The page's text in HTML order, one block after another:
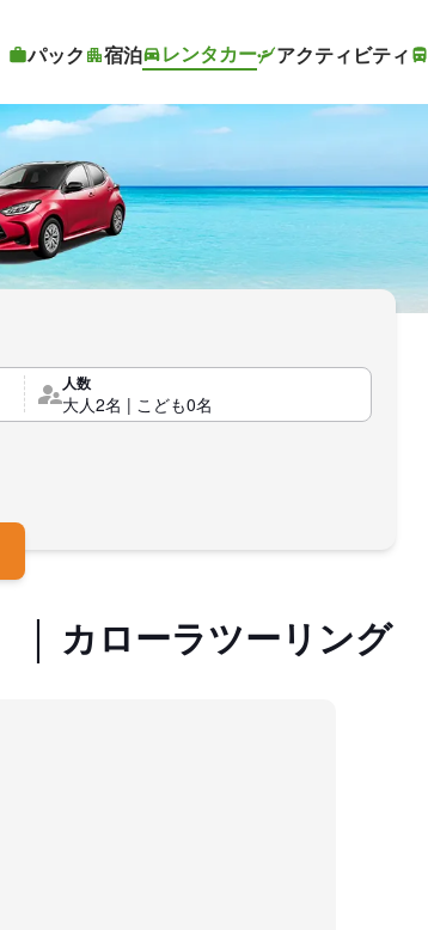
パック 宿泊 レンタカー アクティビティ
人数
│ カローラツーリング